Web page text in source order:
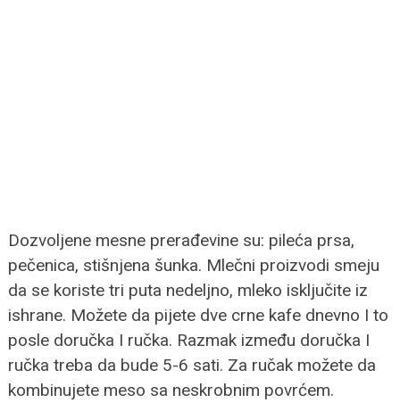
Dozvoljene mesne prerađevine su: pileća prsa,
pečenica, stišnjena šunka. Mlečni proizvodi smeju
da se koriste tri puta nedeljno, mleko isključite iz
ishrane. Možete da pijete dve crne kafe dnevno I to
posle doručka I ručka. Razmak između doručka I
ručka treba da bude 5-6 sati. Za ručak možete da
kombinujete meso sa neskrobnim povrćem.